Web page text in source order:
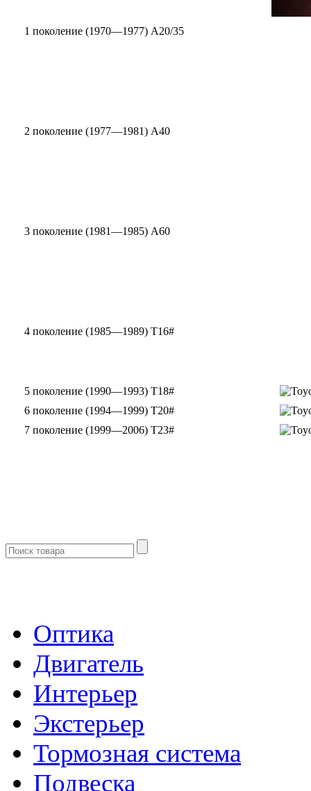
1 поколение (1970—1977) A20/35
2 поколение (1977—1981) A40
3 поколение (1981—1985) A60
4 поколение (1985—1989) T16#
5 поколение (1990—1993) T18#
6 поколение (1994—1999) T20#
7 поколение (1999—2006) T23#
Оптика
Двигатель
Интерьер
Экстерьер
Тормозная система
Подвеска